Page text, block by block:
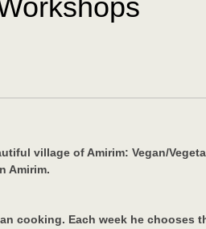
village of Amirim: Vegan/
Amirim.
cooking. Each week he chooses